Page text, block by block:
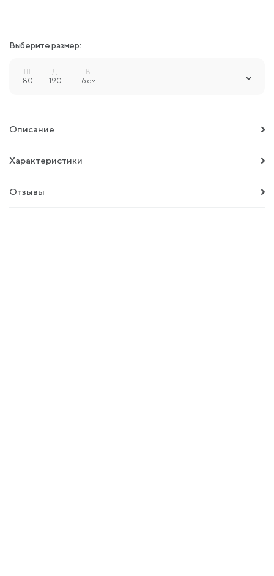
Выберите размер:
Ш.
80 -
Д.
190 -
В.
6 см
Описание
Характеристики
Отзывы